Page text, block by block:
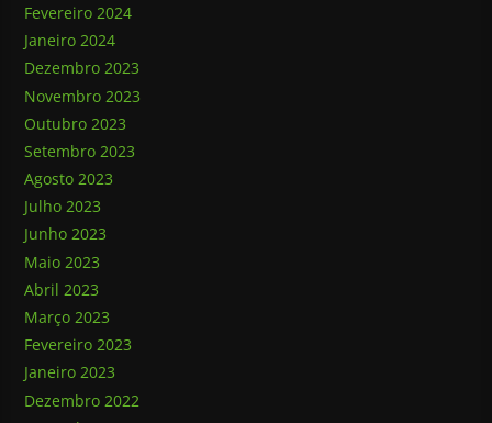
Fevereiro 2024
Janeiro 2024
Dezembro 2023
Novembro 2023
Outubro 2023
Setembro 2023
Agosto 2023
Julho 2023
Junho 2023
Maio 2023
Abril 2023
Março 2023
Fevereiro 2023
Janeiro 2023
Dezembro 2022